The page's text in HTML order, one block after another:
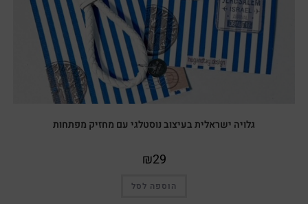
גלויה ישראלית בעיצוב נוסטלגי עם מחזיק מפתחות
₪29
הוספה לסל